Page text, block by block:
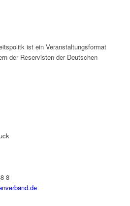
ist ein Veranstaltungsformat
der Reservisten der Deutschen
8